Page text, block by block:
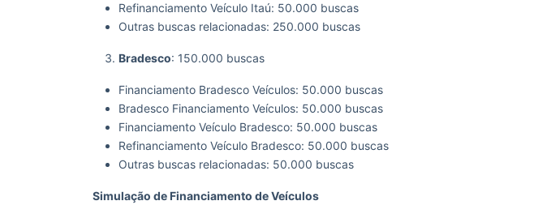
Refinanciamento Veículo Itaú: 50.000 buscas
Outras buscas relacionadas: 250.000 buscas
Bradesco: 150.000 buscas
Financiamento Bradesco Veículos: 50.000 buscas
Bradesco Financiamento Veículos: 50.000 buscas
Financiamento Veículo Bradesco: 50.000 buscas
Refinanciamento Veículo Bradesco: 50.000 buscas
Outras buscas relacionadas: 50.000 buscas
Simulação de Financiamento de Veículos